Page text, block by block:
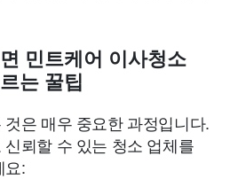
민트케어 이사청소
는 꿀팁
은 매우 중요한 과정입니다.
뢰할 수 있는 청소 업체를
요: